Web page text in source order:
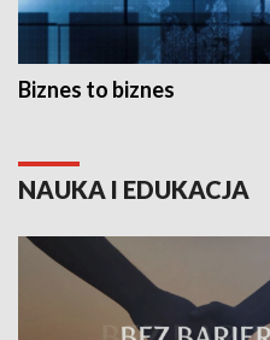
Biznes to biznes
NAUKA I EDUKACJA